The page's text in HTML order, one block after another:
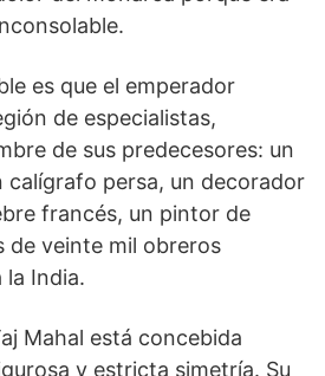
es que el emperador
de especialistas,
de sus predecesores: un
calígrafo persa, un decorador
francés, un pintor de
de veinte mil obreros
India.
Mahal está concebida
y estricta simetría. Su